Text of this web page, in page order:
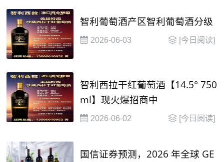
智利葡萄酒产区智利葡萄酒分级
2026-06-03 [今日阅读]
智利西拉干红葡萄酒【14.5° 750
ml】现火爆招商中
2026-06-02 [今日阅读]
国信证券预测，2026 年全球 GE